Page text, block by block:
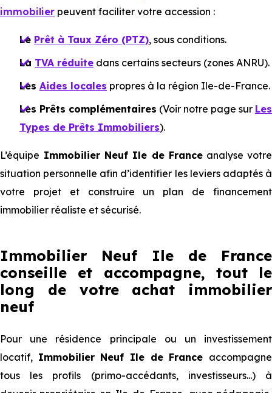
immobilier peuvent faciliter votre accession :
Le Prêt à Taux Zéro (PTZ), sous conditions.
La TVA réduite dans certains secteurs (zones ANRU).
Les Aides locales propres à la région Ile-de-France.
Les Prêts complémentaires (Voir notre page sur Les
Types de Prêts Immobiliers).
L’équipe Immobilier Neuf Ile de Franceanalyse votre
situation personnelle afin d’identifier les leviers adaptés à
votre projet et construire un plan de financement
immobilier réaliste et sécurisé.
Immobilier Neuf Ile de France
conseille et accompagne, tout le
long de votre achat immobilier
neuf
Pour une résidence principale ou un investissement
locatif, Immobilier Neuf Ile de France accompagne
tous les profils (primo-accédants, investisseurs...) à